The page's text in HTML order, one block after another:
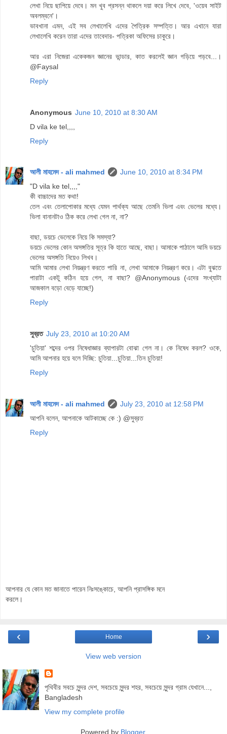
লেখা নিয়ে ছাপিয়ে দেবে। মন খুব প্রসন্ন থাকলে দয়া করে লিখে দেবে, 'ওয়েব সাইট
অবলম্বনে'।
ভাবখানা এমন, এই সব লেখালেখি এদের পৈত্রিক সম্পত্তি। আর এখানে যারা
লেখালেখি করেন তারা এদের তাবেদার- পত্রিকা অফিসের চাকুরে।
আর এরা নিজেরা একেকজন জ্ঞানের ভান্ডার, কাত করলেই জ্ঞান গড়িয়ে পড়বে...।
@Faysal
Reply
Anonymous June 10, 2010 at 8:30 AM
D vila ke tel,,,,
Reply
আলী মাহমেদ - ali mahmed
June 10, 2010 at 8:34 PM
"D vila ke tel,,,,"
কী বাচ্চাদের মত কথা!
তেল এবং তেলাপোকার মধ্যে যেমন পার্থক্য আছে তেমনি ভিলা এবং ভেলের মধ্যে।
ভিলা বানানটাও ঠিক করে লেখা গেল না, না?
বাছা, ডয়চে ভেলেকে নিয়ে কি সমস্যা?
ডয়চে ভেলের কোন অসঙ্গতির সূত্র কি হাতে আছে, বাছা। আমাকে পাঠালে আমি ডয়চে
ভেলের অসঙ্গতি নিয়েও লিখব।
আমি আমার লেখা নিয়ন্ত্রণ করতে পারি না, লেখা আমাকে নিয়ন্ত্রণ করে। এটা বুঝতে
পারাটা একটু কঠিন হয়ে গেল, না বাছা? @Anonymous (এদের সংখ্যাটা
আজকাল বড়ো বেড়ে যাচ্ছে!)
Reply
সুব্রত July 23, 2010 at 10:20 AM
'চুতিয়া' শব্দের ওপর নিষেধাজ্ঞার ব্যাপারটা বোঝা গেল না। কে নিষেধ করল? ওকে,
আমি আপনার হয়ে বলে দিচ্ছি: চুতিয়া...চুতিয়া...তিন চুতিয়া!
Reply
আলী মাহমেদ - ali mahmed
July 23, 2010 at 12:58 PM
আপনি বলেন, আপনাকে আটকাচ্ছে কে :) @সুব্রত
Reply
আপনার যে কোন মত জানাতে পারেন নিঃসঙ্কোচে, আপনি প্রাসঙ্গিক মনে
করলে।
‹ ›
Home
View web version
পৃথিবীর সবচে সুন্দর দেশ, সবচেয়ে সুন্দর শহর, সবচেয়ে সুন্দর গ্রাম যেখানে...,
Bangladesh
View my complete profile
Powered by Blogger.